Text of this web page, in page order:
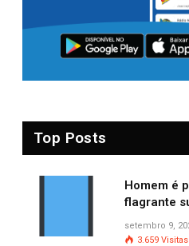
Top Posts
Homem é
flagrante
provocar
criminosos
setembro 9,
3.659 Visitas